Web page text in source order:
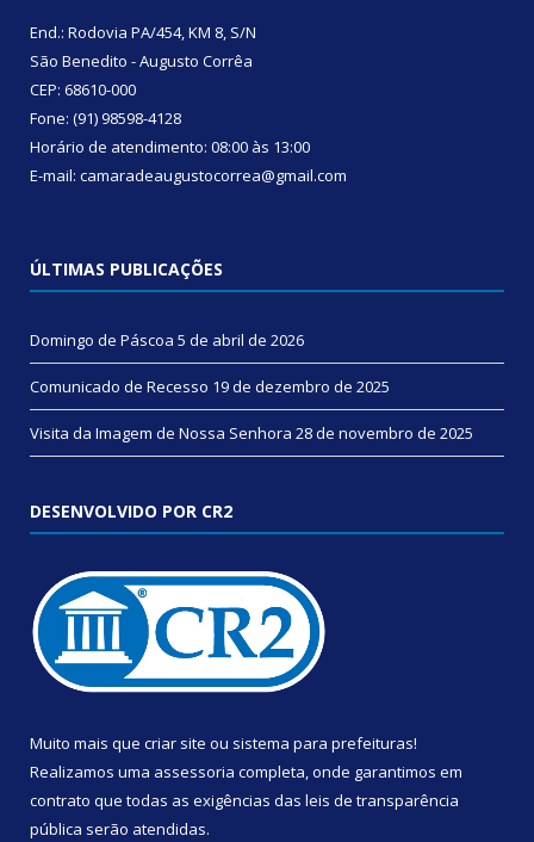
End.: Rodovia PA/454, KM 8, S/N
São Benedito - Augusto Corrêa
CEP: 68610-000
Fone: (91) 98598-4128
Horário de atendimento: 08:00 às 13:00
E-mail: camaradeaugustocorrea@gmail.com
ÚLTIMAS PUBLICAÇÕES
Domingo de Páscoa 5 de abril de 2026
Comunicado de Recesso 19 de dezembro de 2025
Visita da Imagem de Nossa Senhora 28 de novembro de 2025
DESENVOLVIDO POR CR2
Muito mais que criar site ou sistema para prefeituras!
Realizamos uma assessoria completa, onde garantimos em
contrato que todas as exigências das leis de transparência
pública serão atendidas.